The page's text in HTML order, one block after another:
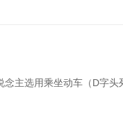
主选用乘坐动车（D字